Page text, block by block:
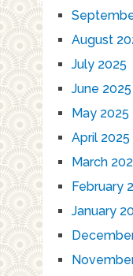
August
July 2025
June 2025
May 2025
April 2025
March
February
January